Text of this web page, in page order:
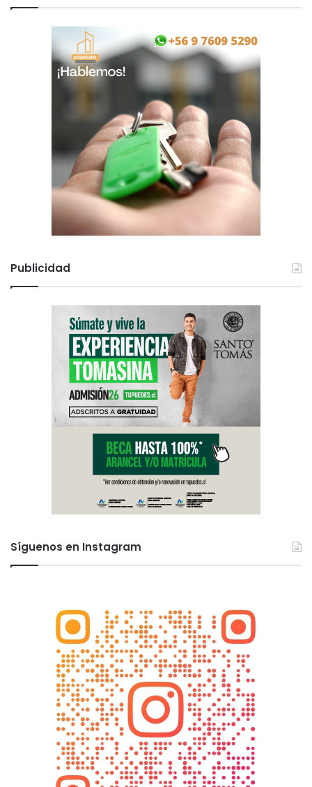
Publicidad
Síguenos en Instagram